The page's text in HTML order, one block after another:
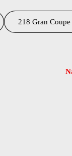
218 Gran